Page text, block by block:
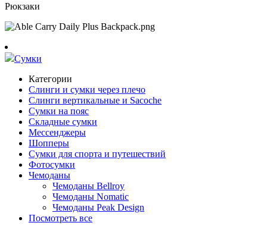
Рюкзаки
Сумки
Категории
Слинги и сумки через плечо
Слинги вертикальные и Sacoche
Сумки на пояс
Складные сумки
Мессенджеры
Шопперы
Сумки для спорта и путешествий
Фотосумки
Чемоданы
Чемоданы Bellroy
Чемоданы Nomatic
Чемоданы Peak Design
Посмотреть все